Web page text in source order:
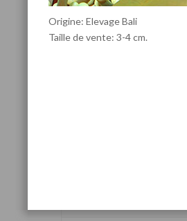
Origine: Elevage Bali
Taille de vente: 3-4 cm.